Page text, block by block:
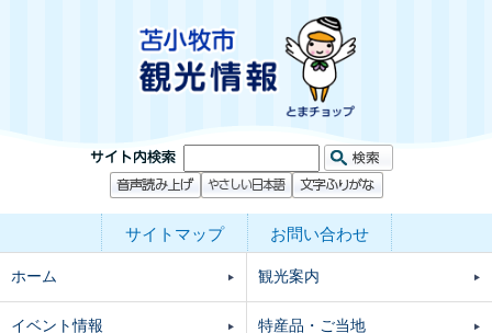
サイトマップ お問い合わせ
ホーム 観光案内
イベント情報 特産品・ご当地